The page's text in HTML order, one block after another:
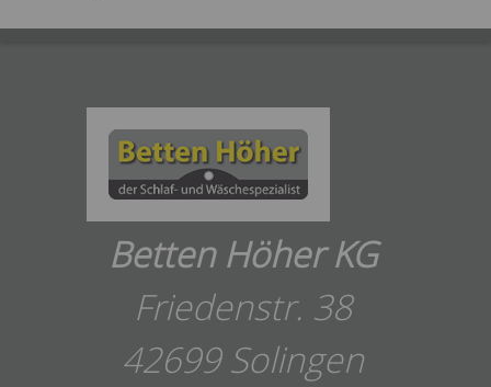
Betten Höher KG
Friedenstr. 38
42699 Solingen